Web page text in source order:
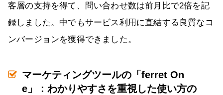
客層の支持を得て、問い合わせ数は前月比で2倍を記
録しました。中でもサービス利用に直結する良質なコ
ンバージョンを獲得できました。
マーケティングツールの「ferret On
e」：わかりやすさを重視した使い方の